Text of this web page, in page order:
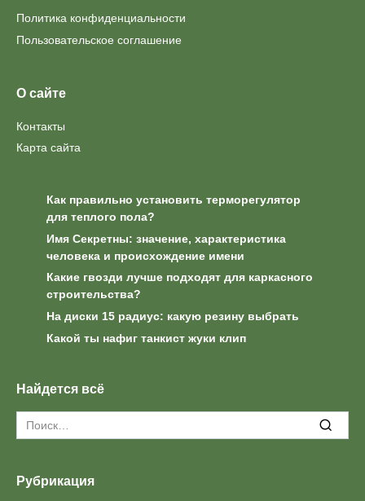
Политика конфиденциальности
Пользовательское соглашение
О сайте
Контакты
Карта сайта
Как правильно установить терморегулятор
для теплого пола?
Имя Секретны: значение, характеристика
человека и происхождение имени
Какие гвозди лучше подходят для каркасного
строительства?
На диски 15 радиус: какую резину выбрать
Какой ты нафиг танкист жуки клип
Найдется всё
Search
for:
Рубрикация